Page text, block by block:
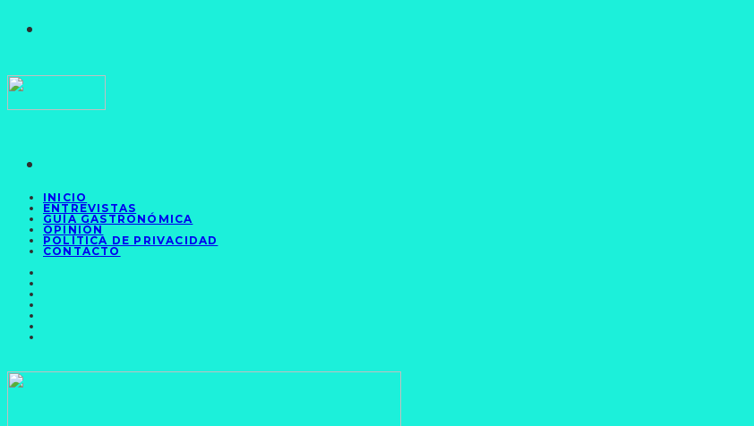
INICIO
ENTREVISTAS
GUÍA GASTRONÓMICA
OPINIÓN
POLÍTICA DE PRIVACIDAD
CONTACTO